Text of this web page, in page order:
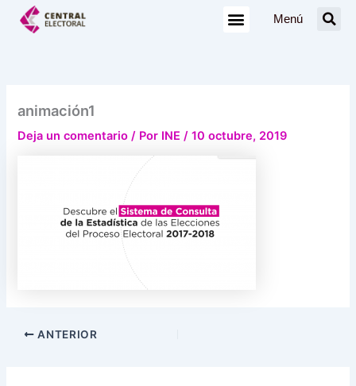
Menú
animación1
Deja un comentario / Por INE/10 octubre, 2019
ANTERIOR